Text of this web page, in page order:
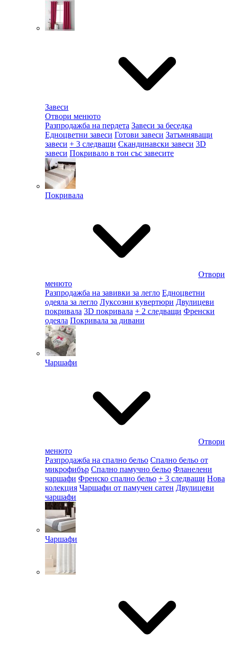
Завеси
Отвори менюто
Разпродажба на пердета Завеси за беседка
Едноцветни завеси Готови завеси Затъмняващи
завеси + 3 следващи Скандинавски завеси 3D
завеси Покривало в тон със завесите
Покривала
Отвори
менюто
Разпродажба на завивки за легло Едноцветни
одеяла за легло Луксозни кувертюри Двулицеви
покривала 3D покривала + 2 следващи Френски
одеяла Покривала за дивани
Чаршафи
Отвори
менюто
Разпродажба на спално бельо Спално бельо от
микрофибър Спално памучно бельо Фланелени
чаршафи Френско спално бельо + 3 следващи Нова
колекция Чаршафи от памучен сатен Двулицеви
чаршафи
Чаршафи